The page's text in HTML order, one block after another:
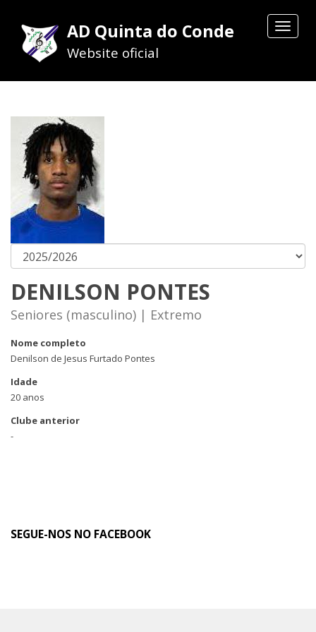
Toggle
AD Quinta do Conde
Website oficial
DENILSON PONTES
Seniores (masculino) | Extremo
Nome completo
Denilson de Jesus Furtado Pontes
Idade
20 anos
Clube anterior
-
SEGUE-NOS NO FACEBOOK